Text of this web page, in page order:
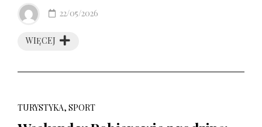
WIĘCEJ
22/05/2026
TURYSTYKA, SPORT